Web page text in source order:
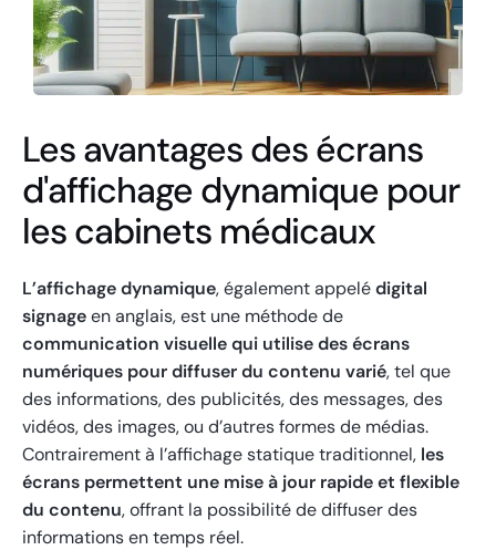
Les avantages des écrans
d'affichage dynamique pour
les cabinets médicaux
L’affichage dynamique, également appelédigital
signageen anglais, est une méthode de
communication visuelle qui utilise des écrans
numériques pour diffuser du contenu varié, tel que
des informations, des publicités, des messages, des
vidéos, des images, ou d’autres formes de médias.
Contrairement à l’affichage statique traditionnel, les
écrans permettent une mise à jour rapide et flexible
du contenu, offrant la possibilité de diffuser des
informations en temps réel.